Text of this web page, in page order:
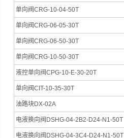
单向阀CRG-10-04-50T
单向阀CRG-06-05-30T
单向阀CRG-06-50-30T
单向阀CRG-10-50-30T
液控单向阀CPG-10-E-30-20T
单向阀CIT-10-35-30T
油路块DX-02A
电液换向阀DSHG-04-2B2-D24-N1-50T
电液换向阀DSHG-04-3C4-D24-N1-50T